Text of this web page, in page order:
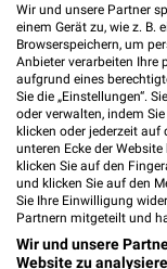
Gültig bis Fr. 21.08.
XXXLutz
Wir und unsere Partner
einem Gerät zu, wie z. B.
Browserspeichern, um
Anbieter verarbeiten Ihre
aufgrund eines
Sie die „Einstellungen“.
oder verwalten, indem
klicken oder jederzeit auf
unteren Ecke der
klicken Sie auf den
und klicken Sie auf den
Sie Ihre Einwilligung
Partnern mitgeteilt und
Wir und unsere
Website zu